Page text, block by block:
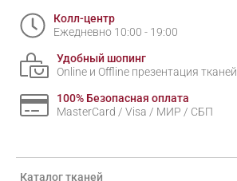
Колл-центр
Ежедневно 10:00 - 19:00
Удобный шопинг
Online и Offline презентация тканей
100% Безопасная оплата
MasterCard / Visa / МИР / СБП
Каталог тканей